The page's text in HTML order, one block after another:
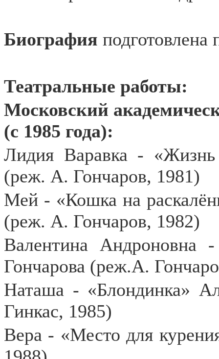
Биография
Театральные работы:
Московский
(с 1985 года):
Лидия Варавка -
(реж. А. Гончаров, 1981)
Мей - «Кошка на
(реж. А. Гончаров, 1982)
Валентина Андроновна
Гончарова (реж.А.
Наташа - «Блондинка»
Гинкас, 1985)
Вера - «Место для